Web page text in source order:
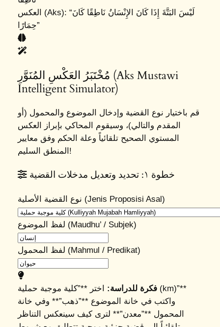
العكس (Aks): “لَيْسَ البَتَّةَ إِذَا كَانَ الإِنْسَانُ نَاطِقًا كَانَ
حِمَارًا”
مُخْتَبَرُ العَكْسِ المُنَوَّرِ (Aks Mustawi
Intelligent Simulator)
قم باختيار نوع القضية وإدخال الموضوع والمحمول (أو
المقدم والتالي)، وسيقوم المحاكي بإبراز العكس
المستوي الصحيح تلقائياً وعلة الحكم وفق معايير
المنطق السليم!
خطوة ١: تحديد وتعديل مدخلات القضية
نوع القضية الأصلية (Jenis Proposisi Asal)
لفظ الموضوع (Maudhu’ / Subjek)
لفظ المحمول (Mahmul / Predikat)
فكرة للدراسة: اختر **”كلية موجبة حملية (km)”**
واكتب في خانة الموضوع **”ذهب”** وفي خانة
المحمول **”معدن”** لترى كيف سينعكس التناظر